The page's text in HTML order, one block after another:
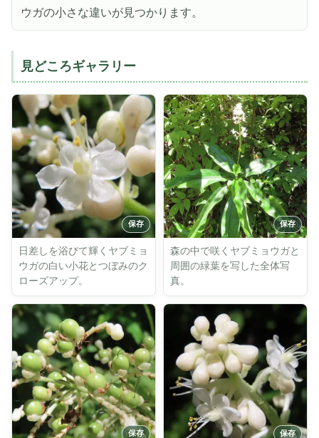
ウガの小さな違いが見つかります。
見どころギャラリー
日差しを浴びて輝くヤブミョ
ウガの白い小花とつぼみのク
ローズアップ。
森の中で咲くヤブミョウガと
周囲の緑葉を写した全体写
真。